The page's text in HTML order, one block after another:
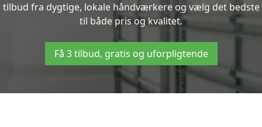
tilbud fra dygtige, lokale håndværkere og vælg det bedste
til både pris og kvalitet.
Få 3 tilbud, gratis og uforpligtende